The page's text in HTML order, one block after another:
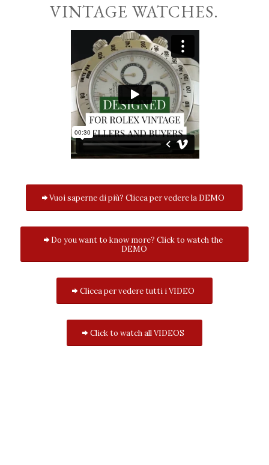
VINTAGE WATCHES.
Vuoi saperne di più? Clicca per vedere la DEMO
Do you want to know more? Click to watch the
DEMO
Clicca per vedere tutti i VIDEO
Click to watch all VIDEOS